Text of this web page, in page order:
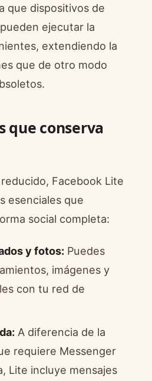
que dispositivos de
ejecutar la
extendiendo la
que de otro modo
que conserva
Facebook Lite
esenciales que
social completa:
y fotos:Puedes
imágenes y
con tu red de
A diferencia de la
requiere Messenger
Lite incluye mensajes